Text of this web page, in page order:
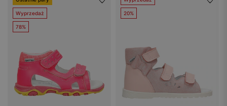
Wyprzedaż
78%
20%